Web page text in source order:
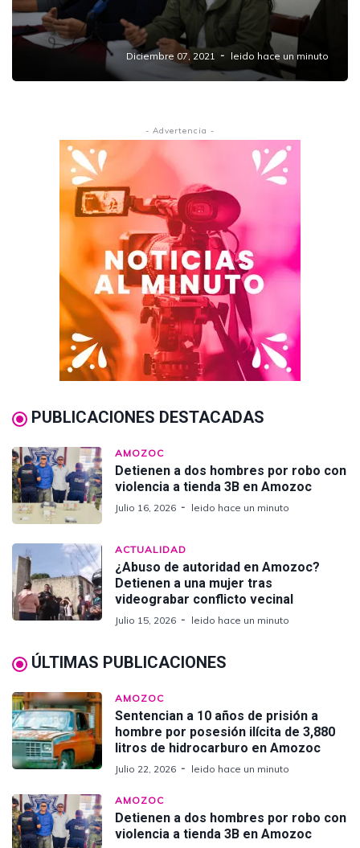
Volverán a manifestarse estudiantes en
Amozoc este miércoles.
Diciembre 07, 2021 leido hace un minuto
- Advertencia -
PUBLICACIONES DESTACADAS
AMOZOC
Detienen a dos hombres por robo con
violencia a tienda 3B en Amozoc
Julio 16, 2026 leido hace un minuto
ACTUALIDAD
¿Abuso de autoridad en Amozoc?
Detienen a una mujer tras
videograbar conflicto vecinal
Julio 15, 2026 leido hace un minuto
ÚLTIMAS PUBLICACIONES
AMOZOC
Sentencian a 10 años de prisión a
hombre por posesión ilícita de 3,880
litros de hidrocarburo en Amozoc
Julio 22, 2026 leido hace un minuto
AMOZOC
Detienen a dos hombres por robo con
violencia a tienda 3B en Amozoc